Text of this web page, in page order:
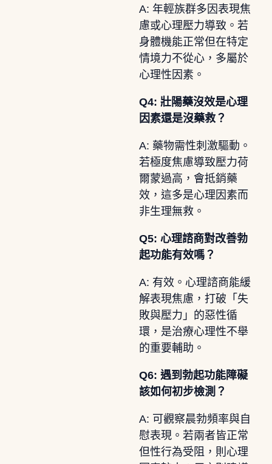
A: 年輕族群多因表現焦
慮或心理壓力導致。若
身體機能正常但在特定
情境力不從心，多屬於
心理性因素。
Q4: 壯陽藥沒效是心理
因素還是沒藥救？
A: 藥物需性刺激驅動。
若極度焦慮導致壓力荷
爾蒙過高，會抵銷藥
效，這多是心理因素而
非生理無救。
Q5: 心理諮商對改善勃
起功能有效嗎？
A: 有效。心理諮商能緩
解表現焦慮，打破「失
敗與壓力」的惡性循
環，是治療心理性不舉
的重要輔助。
Q6: 遇到勃起功能障礙
該如何初步檢測？
A: 可觀察晨勃頻率與自
慰表現。若兩者皆正常
但性行為受阻，則心理